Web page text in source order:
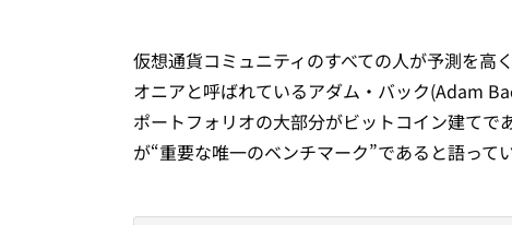
仮想通貨コミュニティのすべての人が予測を高
オニアと呼ばれているアダム・バック(Adam
ポートフォリオの大部分がビットコイン建て
が“重要な唯一のベンチマーク”であると語ってい